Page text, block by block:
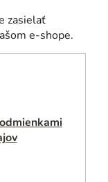
zasielať
e-shope.